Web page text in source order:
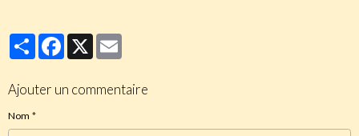
PartagerFacebook
X
Ajouter un commentaire
Nom